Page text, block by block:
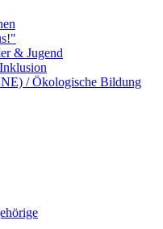
& Jugend
/ Ökologische Bildung